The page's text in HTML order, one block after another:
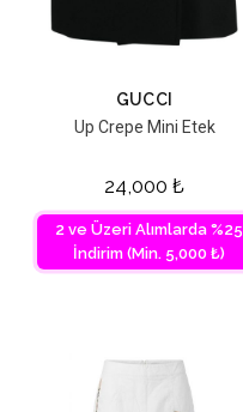
GUCCI
Up Crepe Mini Etek
24,000 ₺
2 ve Üzeri Alımlarda %25
İndirim (Min. 5,000 ₺)